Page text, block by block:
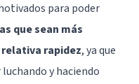
para poder
que sean más
rapidez, ya que
y haciendo